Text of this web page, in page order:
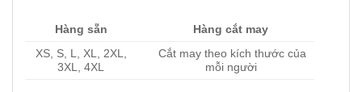
Hàng sẵn
Hàng cắt may
XS, S, L, XL, 2XL,
3XL, 4XL
Cắt may theo kích thước của
mỗi người